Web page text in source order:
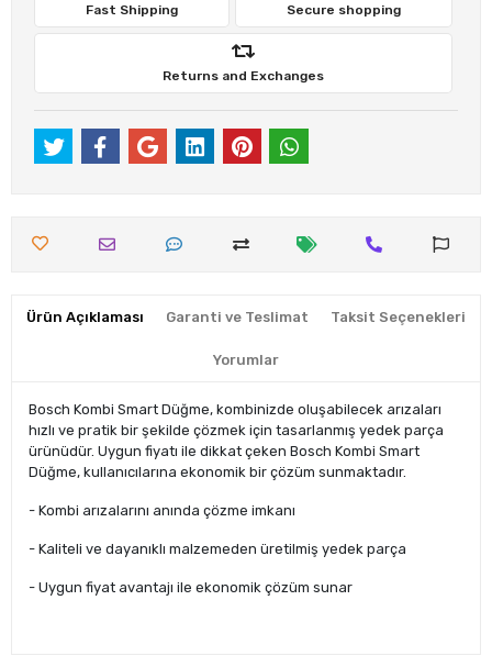
Fast Shipping Secure shopping
Returns and Exchanges
Ürün Açıklaması Garanti ve Teslimat Taksit Seçenekleri
Yorumlar
Bosch Kombi Smart Düğme, kombinizde oluşabilecek arızaları
hızlı ve pratik bir şekilde çözmek için tasarlanmış yedek parça
ürünüdür. Uygun fiyatı ile dikkat çeken Bosch Kombi Smart
Düğme, kullanıcılarına ekonomik bir çözüm sunmaktadır.
- Kombi arızalarını anında çözme imkanı
- Kaliteli ve dayanıklı malzemeden üretilmiş yedek parça
- Uygun fiyat avantajı ile ekonomik çözüm sunar